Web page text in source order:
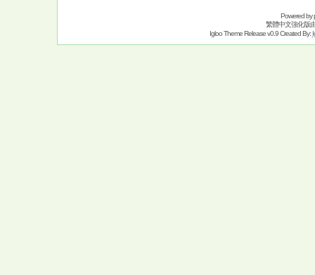
Powered by
繁體中文強化版
Igloo Theme Release v0.9 Created By: